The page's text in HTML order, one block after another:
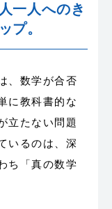
一人へのき
プ。
、数学が合否
に教科書的な
立たない問題
いるのは、深
ち「真の数学